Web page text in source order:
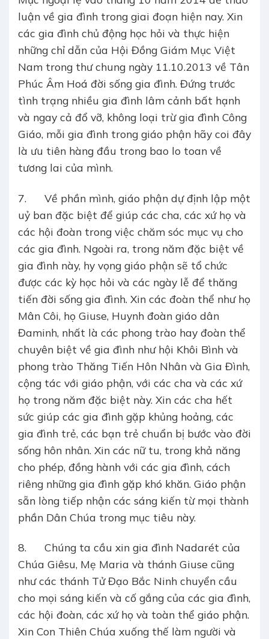
luận về gia đình trong giai đoạn hiện nay. Xin
các gia đình chủ động học hỏi và thực hiện
những chỉ dẫn của Hội Đồng Giám Mục Việt
Nam trong thư chung ngày 11.10.2013 về Tân
Phúc Âm Hoá đời sống gia đình. Đứng trước
tình trạng nhiều gia đình lâm cảnh bất hạnh
và ngay cả đổ vỡ, không loại trừ gia đình Công
Giáo, mỗi gia đình trong giáo phận hãy coi đây
là ưu tiên hàng đầu trong bao lo toan về
tương lai của mình.
7. Về phần mình, giáo phận dự định lập một
uỷ ban đặc biệt để giúp các cha, các xứ họ và
các hội đoàn trong việc chăm sóc mục vụ cho
các gia đình. Ngoài ra, trong năm đặc biệt về
gia đình này, hy vọng giáo phận sẽ tổ chức
được các kỳ học hỏi và các ngày lễ để thăng
tiến đời sống gia đình. Xin các đoàn thể như họ
Mân Côi, họ Giuse, Huynh đoàn giáo dân
Đaminh, nhất là các phong trào hay đoàn thể
chuyên biệt về gia đình như hội Khôi Bình và
phong trào Thăng Tiến Hôn Nhân và Gia Đình,
cộng tác với giáo phận, với các cha và các xứ
họ trong năm đặc biệt này. Xin các cha hết
sức giúp các gia đình gặp khủng hoảng, các
gia đình trẻ, các bạn trẻ chuẩn bị bước vào đời
sống hôn nhân. Xin các nữ tu, trong khả năng
cho phép, đồng hành với các gia đình, cách
riêng những gia đình gặp khó khăn. Giáo phận
sẵn lòng tiếp nhận các sáng kiến từ mọi thành
phần Dân Chúa trong mục tiêu này.
8. Chúng ta cầu xin gia đình Nadarét của
Chúa Giêsu, Mẹ Maria và thánh Giuse cũng
như các thánh Tử Đạo Bắc Ninh chuyển cầu
cho mọi sáng kiến và cố gắng của các gia đình,
các hội đoàn, các xứ họ và toàn thể giáo phận.
Xin Con Thiên Chúa xuống thế làm người và